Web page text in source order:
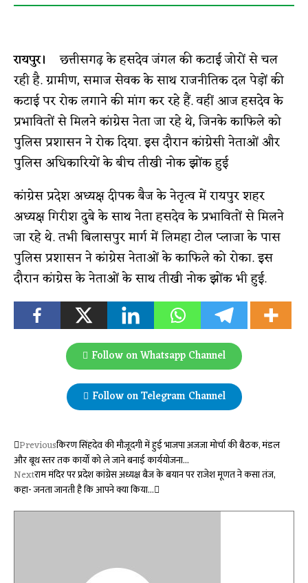
रायपुर।छत्तीसगढ़ के हसदेव जंगल की कटाई जोरों से चल
रही है. ग्रामीण, समाज सेवक के साथ राजनीतिक दल पेड़ों की
कटाई पर रोक लगाने की मांग कर रहे हैं. वहीं आज हसदेव के
प्रभावितों से मिलने कांग्रेस नेता जा रहे थे, जिनके काफिले को
पुलिस प्रशासन ने रोक दिया. इस दौरान कांग्रेसी नेताओं और
पुलिस अधिकारियों के बीच तीखी नोक झोंक हुई
कांग्रेस प्रदेश अध्यक्ष दीपक बैज के नेतृत्व में रायपुर शहर
अध्यक्ष गिरीश दुबे के साथ नेता हसदेव के प्रभावितों से मिलने
जा रहे थे. तभी बिलासपुर मार्ग में लिमहा टोल प्लाजा के पास
पुलिस प्रशासन ने कांग्रेस नेताओं के काफिले को रोका. इस
दौरान कांग्रेस के नेताओं के साथ तीखी नोक झोंक भी हुई.
Follow on Whatsapp Channel
Follow on Telegram Channel
Previousकिरण सिंहदेव की मौजूदगी में हुई भाजपा अजजा मोर्चा की बैठक, मंडल
और बूथ स्तर तक कार्यों को ले जाने बनाई कार्ययोजना…
Nextराम मंदिर पर प्रदेश कांग्रेस अध्यक्ष बैज के बयान पर राजेश मूणत ने कसा तंज,
कहा- जनता जानती है कि आपने क्या किया…